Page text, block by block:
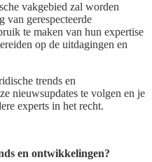
vakgebied zal worden
van gerespecteerde
te maken van hun expertise
op de uitdagingen en
trends en
nieuwsupdates te volgen en je
experts in het recht.
en ontwikkelingen?